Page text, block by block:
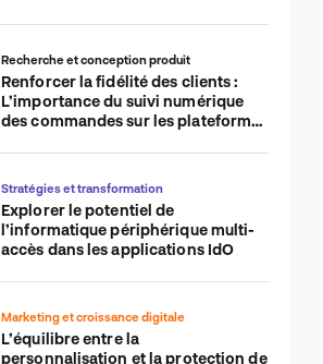
Recherche et conception produit
Renforcer la fidélité des clients :
L’importance du suivi numérique
des commandes sur les plateformes
Stratégies et transformation
Explorer le potentiel de
l’informatique périphérique multi-
accès dans les applications IdO
Marketing et croissance digitale
L’équilibre entre la
personnalisation et la protection de